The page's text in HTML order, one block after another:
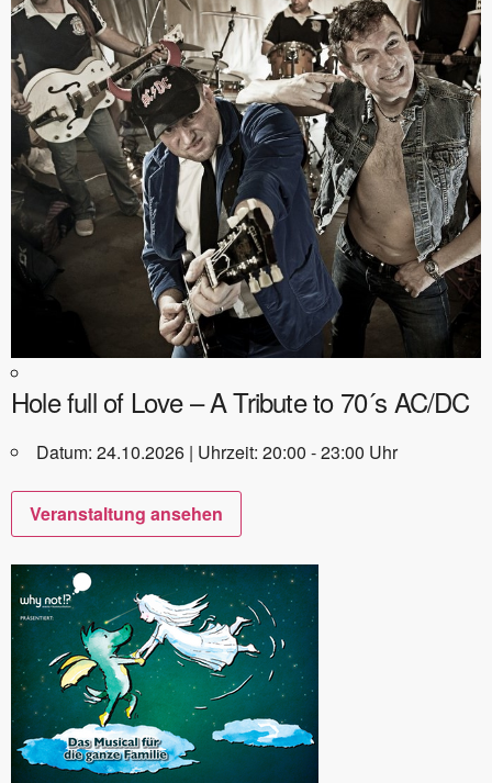
Hole full of Love – A Tribute to 70´s AC/DC
Datum: 24.10.2026 | Uhrzeit: 20:00 - 23:00 Uhr
Veranstaltung ansehen